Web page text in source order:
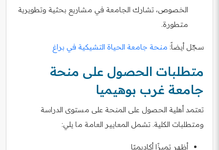
الخصوص، تشارك الجامعة في مشاريع بحثية وتطويرية
متطورة.
سجّل أيضاً: منحة جامعة الحياة التشيكية في براغ
متطلبات الحصول على منحة
جامعة غرب بوهيميا
تعتمد أهلية الحصول على المنحة على مستوى الدراسة
ومتطلبات الكلية. تشمل المعايير العامة ما يلي:
أظهر تميزًا أكاديميًا